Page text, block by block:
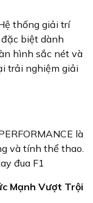
thống giải trí
biệt dành
hình sắc nét và
trải nghiệm giải
là
và tính thể thao.
đua F1
Mạnh Vượt Trội